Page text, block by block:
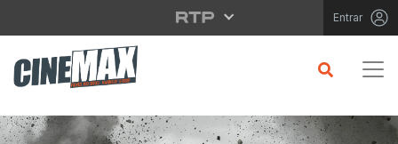
Saltar para o conteúdo principal Entrar